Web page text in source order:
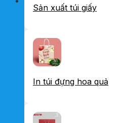
Sản xuất túi giấy
In túi đựng hoa quả